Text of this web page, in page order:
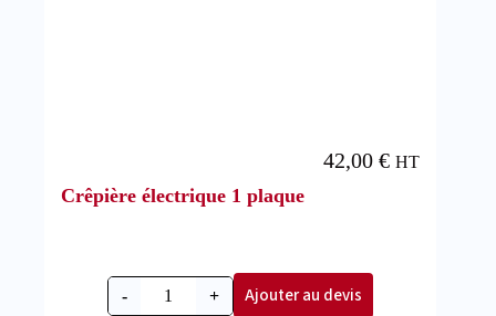
Crêpière électrique 1 plaque
42,00€ HT
- + Ajouter au devis